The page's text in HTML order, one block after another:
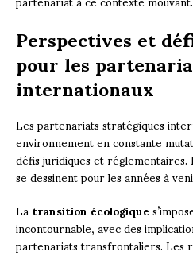
Perspectives et
pour les
internationaux
Les partenariats stratégiques
environnement en constante
défis juridiques et
se dessinent pour les années à
Latransition écologique
incontournable, avec des
partenariats transfrontaliers. Les